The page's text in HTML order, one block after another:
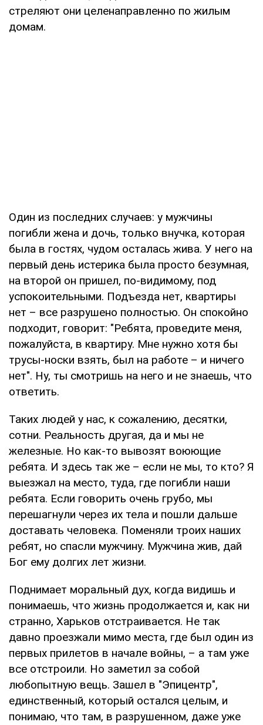
стреляют они целенаправленно по жилым
домам.
Один из последних случаев: у мужчины
погибли жена и дочь, только внучка, которая
была в гостях, чудом осталась жива. У него на
первый день истерика была просто безумная,
на второй он пришел, по-видимому, под
успокоительными. Подъезда нет, квартиры
нет – все разрушено полностью. Он спокойно
подходит, говорит: "Ребята, проведите меня,
пожалуйста, в квартиру. Мне нужно хотя бы
трусы-носки взять, был на работе – и ничего
нет". Ну, ты смотришь на него и не знаешь, что
ответить.
Таких людей у нас, к сожалению, десятки,
сотни. Реальность другая, да и мы не
железные. Но как-то вывозят воюющие
ребята. И здесь так же – если не мы, то кто? Я
выезжал на место, туда, где погибли наши
ребята. Если говорить очень грубо, мы
перешагнули через их тела и пошли дальше
доставать человека. Поменяли троих наших
ребят, но спасли мужчину. Мужчина жив, дай
Бог ему долгих лет жизни.
Поднимает моральный дух, когда видишь и
понимаешь, что жизнь продолжается и, как ни
странно, Харьков отстраивается. Не так
давно проезжали мимо места, где был один из
первых прилетов в начале войны, – а там уже
все отстроили. Но заметил за собой
любопытную вещь. Зашел в "Эпицентр",
единственный, который остался целым, и
понимаю, что там, в разрушенном, даже уже